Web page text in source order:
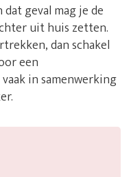
geval mag je de
uit huis zetten.
dan schakel
een
in samenwerking